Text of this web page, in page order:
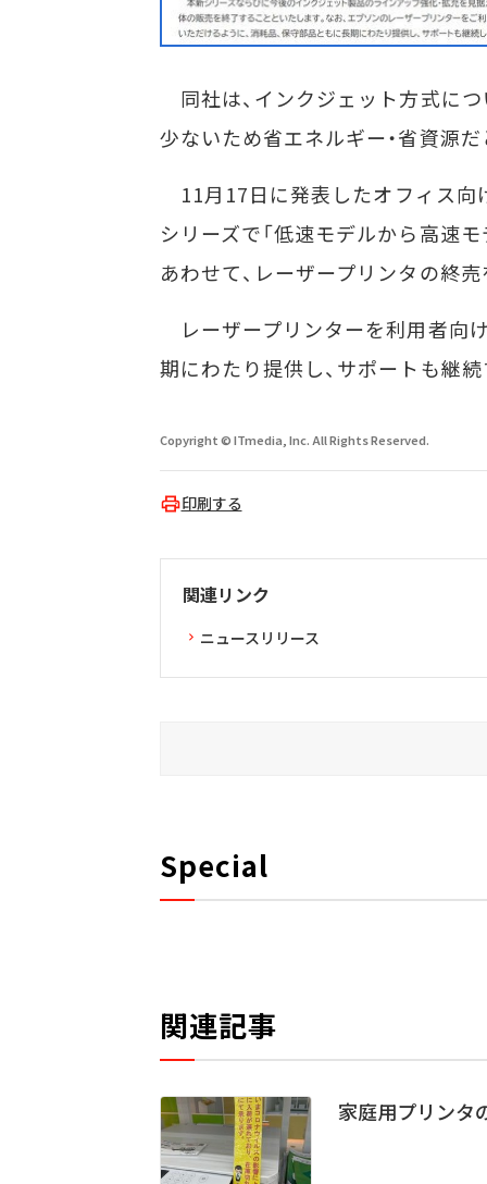
同社は、インクジェット方式に
少ないため省エネルギー・省資源
11月17日に発表したオフィス向
シリーズで「低速モデルから高速
あわせて、レーザープリンタの終
レーザープリンターを利用者向
期にわたり提供し、サポートも継
Copyright © ITmedia, Inc. All Rights Reserved.
印刷する
関連リンク
ニュースリリース
Special
関連記事
家庭用プリンタ